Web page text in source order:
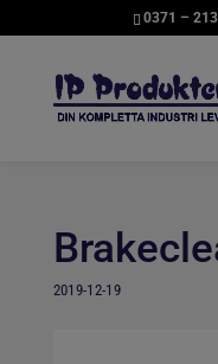
0371 –
2019-12-19